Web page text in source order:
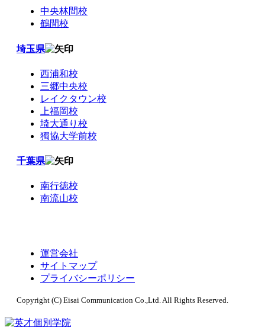
中央林間校
鶴間校
埼玉県
西浦和校
三郷中央校
レイクタウン校
上福岡校
埼大通り校
獨協大学前校
千葉県
南行徳校
南流山校
運営会社
サイトマップ
プライバシーポリシー
Copyright (C) Eisai Communication Co.,Ltd. All Rights Reserved.